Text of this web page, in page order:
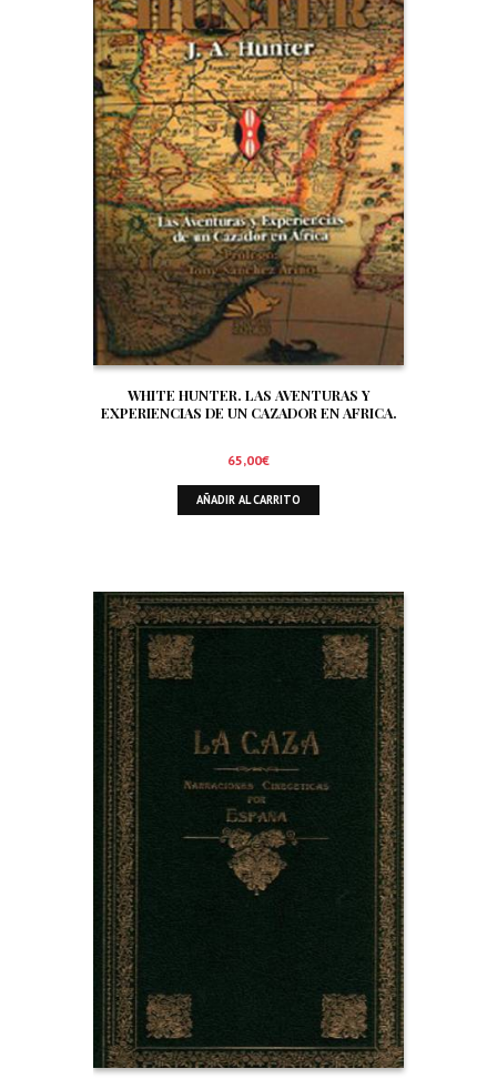
WHITE HUNTER. LAS AVENTURAS Y
EXPERIENCIAS DE UN CAZADOR EN AFRICA.
65,00€
AÑADIR AL CARRITO